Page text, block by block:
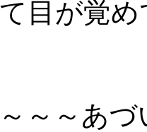
目が覚
～～あ